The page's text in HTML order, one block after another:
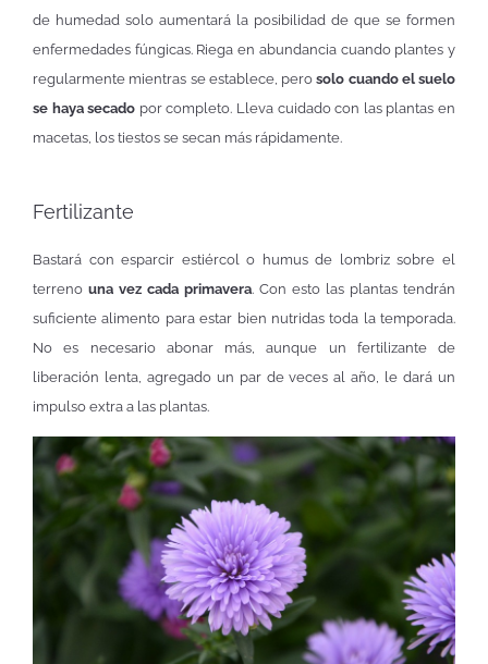
de humedad solo aumentará la posibilidad de que se formen
enfermedades fúngicas. Riega en abundancia cuando plantes y
regularmente mientras se establece, perosolo cuando el suelo
se haya secado por completo. Lleva cuidado con las plantas en
macetas, los tiestos se secan más rápidamente.
Fertilizante
Bastará con esparcir estiércol o humus de lombriz sobre el
terreno una vez cada primavera. Con esto las plantas tendrán
suficiente alimento para estar bien nutridas toda la temporada.
No es necesario abonar más, aunque un fertilizante de
liberación lenta, agregado un par de veces al año, le dará un
impulso extra a las plantas.